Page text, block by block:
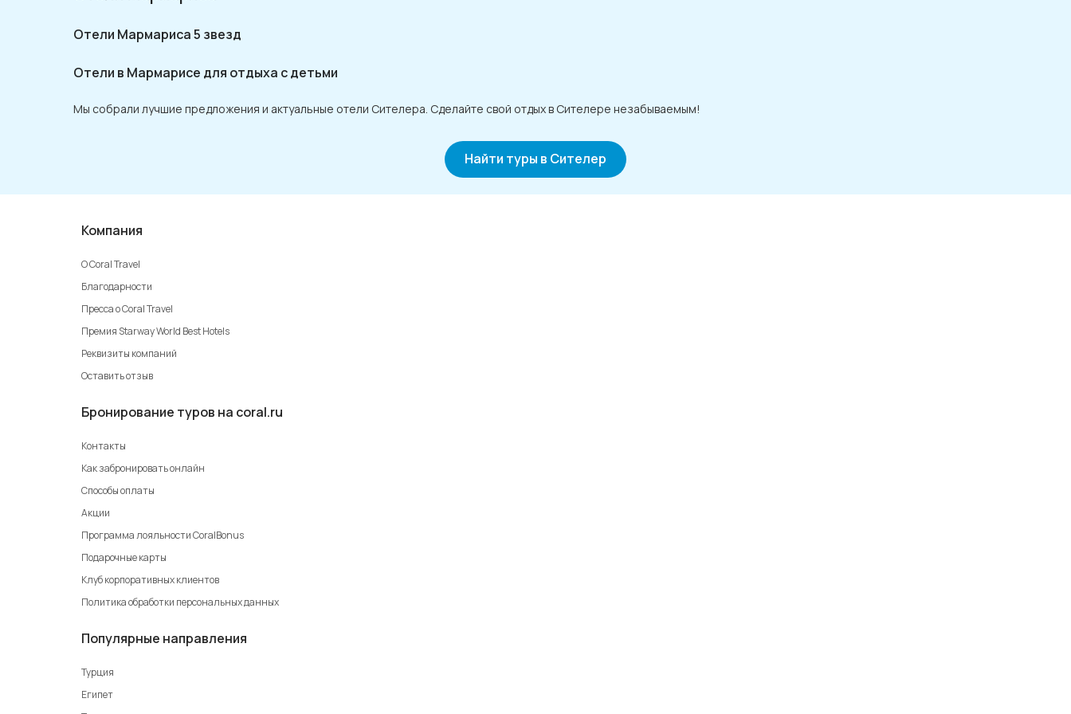
Отели Мармариса 5 звезд
Отели в Мармарисе для отдыха с детьми
Мы собрали лучшие предложения и актуальные отели Сителера. Сделайте свой отдых в Сителере незабываемым!
Найти туры в Сителер
Компания
О Coral Travel
Благодарности
Пресса о Coral Travel
Премия Starway World Best Hotels
Реквизиты компаний
Оставить отзыв
Бронирование туров на coral.ru
Контакты
Как забронировать онлайн
Способы оплаты
Акции
Программа лояльности CoralBonus
Подарочные карты
Клуб корпоративных клиентов
Политика обработки персональных данных
Популярные направления
Турция
Египет